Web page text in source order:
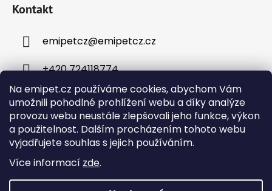
Na emipet.cz používáme cookies, abychom Vám
umožnili pohodlné prohlížení webu a díky analýze
provozu webu neustále zlepšovali jeho funkce, výkon
a použitelnost. Dalším procházením tohoto webu
vyjadřujete souhlas s jejich používáním.
Více informací zde.
Kontakt
emipetcz@emipetcz.cz
+420 724118774
Instagram